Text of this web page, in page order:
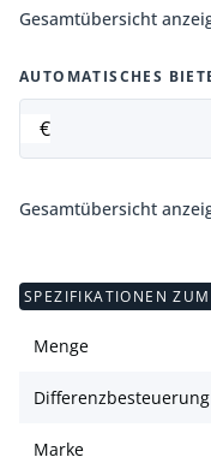
Gesamtübersicht
AUTOMATISCHES
€
Gesamtübersicht
SPEZIFIKATIONEN
Menge
Differenzbesteuerung
Marke